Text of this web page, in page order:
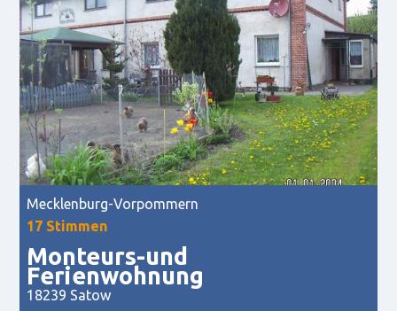
Mecklenburg-Vorpommern
17 Stimmen
Monteurs-und
Ferienwohnung
18239 Satow